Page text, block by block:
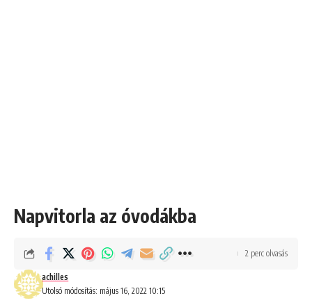
Napvitorla az óvodákba
Utolsó módosítás: május 16, 2022 10:15
achilles
2 perc olvasás